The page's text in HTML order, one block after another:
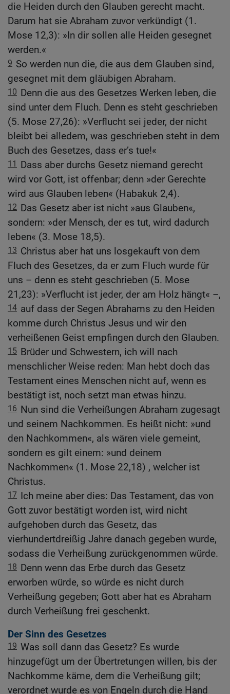
die Heiden durch den Glauben gerecht macht.
Darum hat sie Abraham zuvor verkündigt (1.
Mose 12,3): »In dir sollen alle Heiden gesegnet
werden.«
9 So werden nun die, die aus dem Glauben sind,
gesegnet mit dem gläubigen Abraham.
10 Denn die aus des Gesetzes Werken leben, die
sind unter dem Fluch. Denn es steht geschrieben
(5. Mose 27,26): »Verflucht sei jeder, der nicht
bleibt bei alledem, was geschrieben steht in dem
Buch des Gesetzes, dass er’s tue!«
11
Dass aber durchs Gesetz niemand gerecht
wird vor Gott, ist offenbar; denn »der Gerechte
wird aus Glauben leben« (Habakuk 2,4).
12 Das Gesetz aber ist nicht »aus Glauben«,
sondern: »der Mensch, der es tut, wird dadurch
leben« (3. Mose 18,5).
13 Christus aber hat uns losgekauft von dem
Fluch des Gesetzes, da er zum Fluch wurde für
uns – denn es steht geschrieben (5. Mose
21,23): »Verflucht ist jeder, der am Holz hängt« –,
14 auf dass der Segen Abrahams zu den Heiden
komme durch Christus Jesus und wir den
verheißenen Geist empfingen durch den Glauben.
15 Brüder und Schwestern, ich will nach
menschlicher Weise reden: Man hebt doch das
Testament eines Menschen nicht auf, wenn es
bestätigt ist, noch setzt man etwas hinzu.
16 Nun sind die Verheißungen Abraham zugesagt
und seinem Nachkommen. Es heißt nicht: »und
den Nachkommen«, als wären viele gemeint,
sondern es gilt einem: »und deinem
Nachkommen« (1. Mose 22,18) , welcher ist
Christus.
17 Ich meine aber dies: Das Testament, das von
Gott zuvor bestätigt worden ist, wird nicht
aufgehoben durch das Gesetz, das
vierhundertdreißig Jahre danach gegeben wurde,
sodass die Verheißung zurückgenommen würde.
18 Denn wenn das Erbe durch das Gesetz
erworben würde, so würde es nicht durch
Verheißung gegeben; Gott aber hat es Abraham
durch Verheißung frei geschenkt.
Der Sinn des Gesetzes
19 Was soll dann das Gesetz? Es wurde
hinzugefügt um der Übertretungen willen, bis der
Nachkomme käme, dem die Verheißung gilt;
verordnet wurde es von Engeln durch die Hand